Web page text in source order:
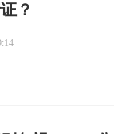
？